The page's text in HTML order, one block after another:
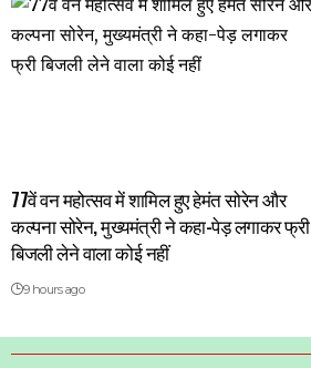
77वें वन महोत्सव में शामिल हुए हेमंत सोरेन और
कल्पना सोरेन, मुख्यमंत्री ने कहा-पेड़ लगाकर फ्री
बिजली लेने वाला कोई नहीं
9 hours ago